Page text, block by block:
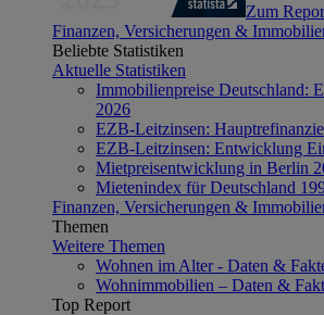
Zum
Finanzen, Versicherungen &
Beliebte Statistiken
Aktuelle Statistiken
Immobilienpreise Deutschland:
2026
EZB-Leitzinsen:
EZB-Leitzinsen: Entwicklung
Mietpreisentwicklung in Berlin
Mietenindex für Deutschland
Finanzen, Versicherungen &
Themen
Weitere Themen
Wohnen im Alter - Daten &
Wohnimmobilien – Daten &
Top Report